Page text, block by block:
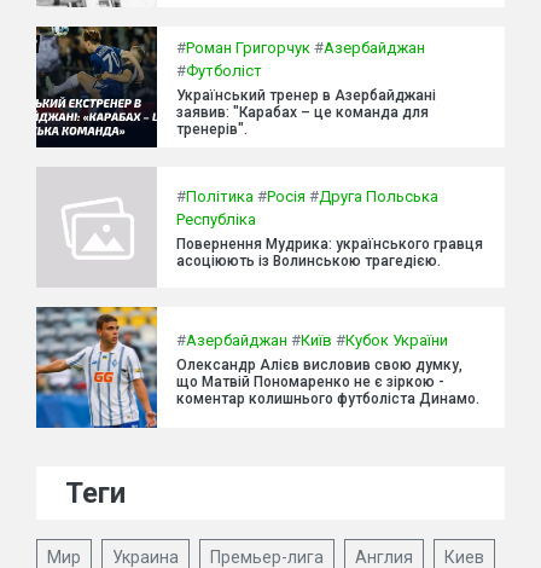
#Роман Григорчук #Азербайджан
#Футболіст
Український тренер в Азербайджані
заявив: "Карабах – це команда для
тренерів".
#Політика #Росія #Друга Польська
Республіка
Повернення Мудрика: українського гравця
асоціюють із Волинською трагедією.
#Азербайджан #Київ #Кубок України
Олександр Алієв висловив свою думку,
що Матвій Пономаренко не є зіркою -
коментар колишнього футболіста Динамо.
Теги
Мир Украина Премьер-лига Англия Киев